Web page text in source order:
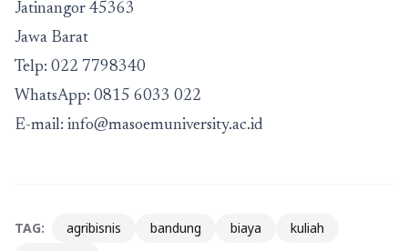
Jatinangor 45363
Jawa Barat
Telp: 022 7798340
WhatsApp: 0815 6033 022
E-mail: info@masoemuniversity.ac.id
TAG: agribisnis bandung biaya
kuliah